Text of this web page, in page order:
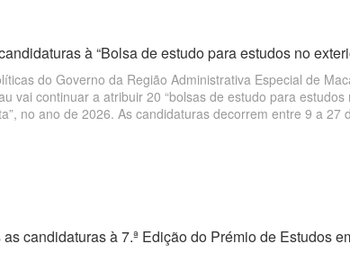
à “Bolsa de estudo para estudos no
do Governo da Região Administrativa Especial de
vai continuar a atribuir 20 “bolsas de estudo para
no ano de 2026. As candidaturas decorrem entre 9 a 27
candidaturas à 7.ª Edição do Prémio de Estudos